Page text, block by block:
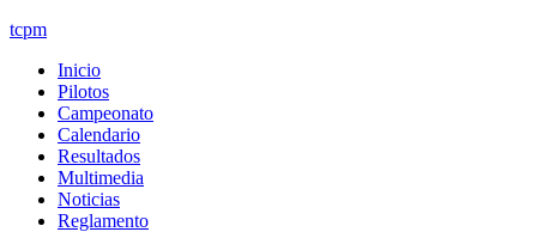
tcpm
Inicio
Pilotos
Campeonato
Calendario
Resultados
Multimedia
Noticias
Reglamento